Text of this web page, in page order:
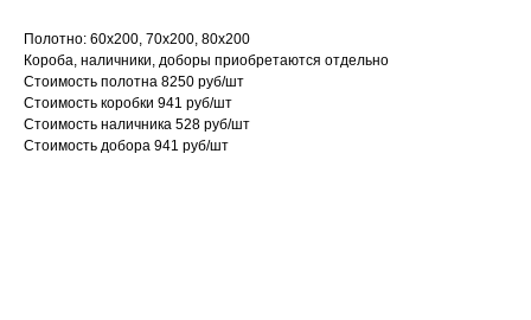
Полотно: 60х200, 70х200, 80х200
Короба, наличники, доборы приобретаются отдельно
Стоимость полотна 8250 руб/шт
Cтоимость коробки 941 руб/шт
Стоимость наличника 528 руб/шт
Стоимость добора 941 руб/шт